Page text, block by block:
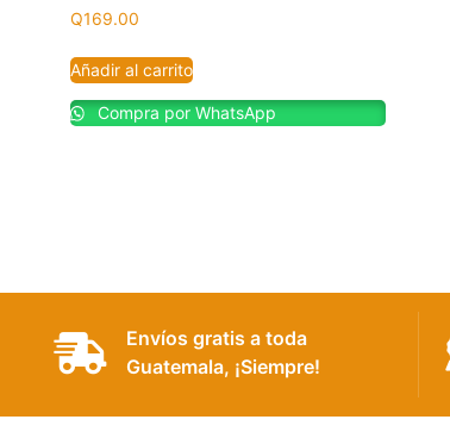
Q169.00
Añadir al carrito
Compra por WhatsApp
Envíos gratis a toda
Guatemala, ¡Siempre!